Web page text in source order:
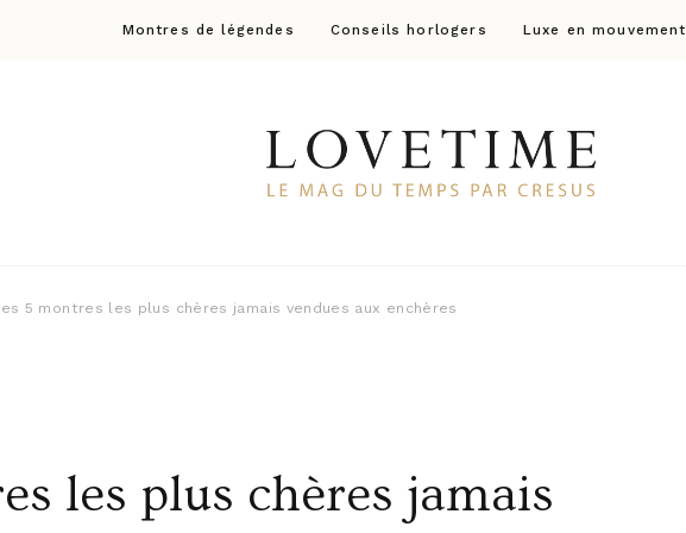
Montres de légendes Conseils horlogers Luxe en mouvement
5 montres les plus chères jamais vendues aux enchères
les plus chères jamais